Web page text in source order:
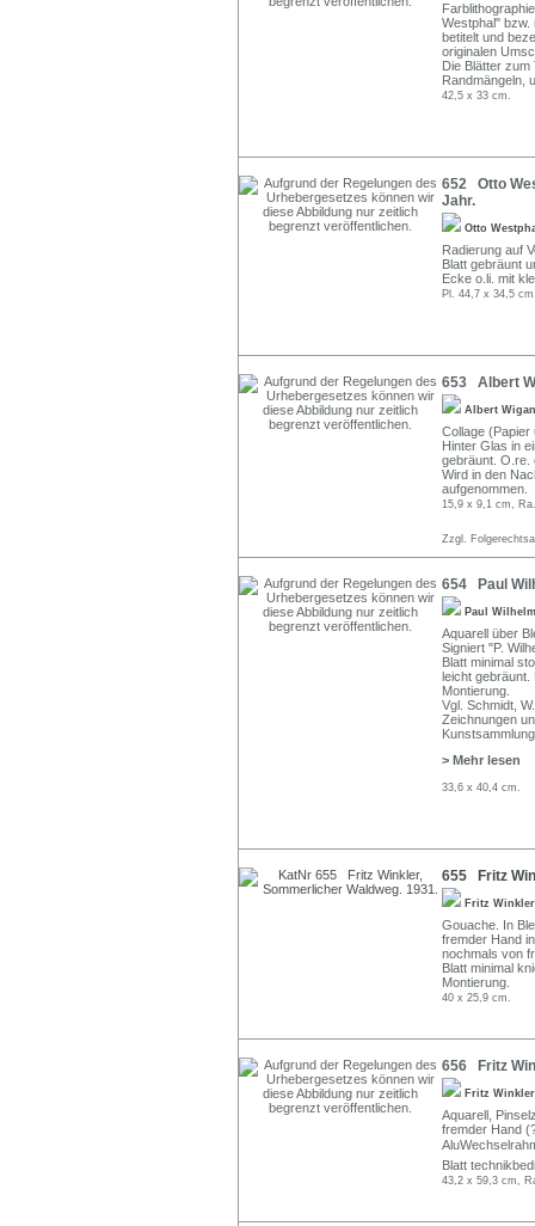
Westphal"
betitelt und
originalen
Die Blätter
Randmängeln,
42,5 x 33 cm.
652 Otto
Jahr.
Otto
Radierung auf
Blatt gebräunt
Ecke o.li. mit
Pl. 44,7 x 34,5
653 Albert
Albert
Collage (Papier
Hinter Glas in
gebräunt. O.re.
Wird in den
aufgenommen.
15,9 x 9,1 cm,
Zzgl.
654 Paul
Paul
Aquarell über
Signiert "P.
Blatt minimal
leicht gebräunt.
Montierung.
Vgl. Schmidt,
Zeichnungen
> Mehr lesen
33,6 x 40,4 cm.
655 Fritz
Fritz
Gouache. In
fremder Hand
nochmals von
Blatt minimal
Montierung.
40 x 25,9 cm.
656 Fritz
Fritz
Aquarell,
fremder Hand
Blatt
43,2 x 59,3 cm,